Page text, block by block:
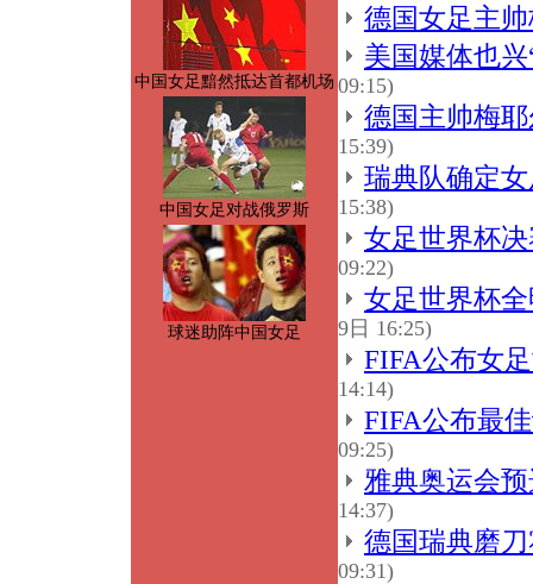
中国女足黯然抵达首都机场
中国女足对战俄罗斯
球迷助阵中国女足
德国女足主
美国媒体也
09:15)
德国主帅梅
15:39)
瑞典队确定
15:38)
女足世界杯
09:22)
女足世界杯
9日 16:25)
FIFA公布女
14:14)
FIFA公布最
09:25)
雅典奥运会
14:37)
德国瑞典磨
09:31)